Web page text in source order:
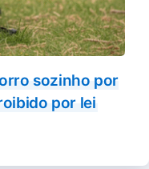
sozinho por
por lei